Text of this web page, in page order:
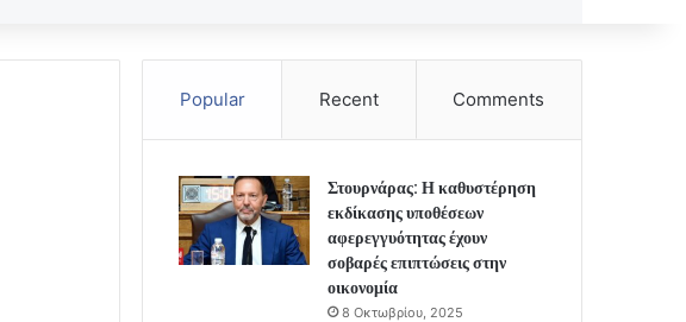
Popular Recent Comments
Στουρνάρας: Η καθυστέρηση
εκδίκασης υποθέσεων
αφερεγγυότητας έχουν
σοβαρές επιπτώσεις στην
οικονομία
8 Οκτωβρίου, 2025